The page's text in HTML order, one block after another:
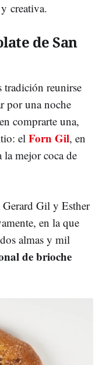
creativa.
de San
tradición reunirse
por una noche
comprarte una,
el Forn Gil, en
la mejor coca de
Gerard Gil y Esther
en la que
almas y mil
de brioche